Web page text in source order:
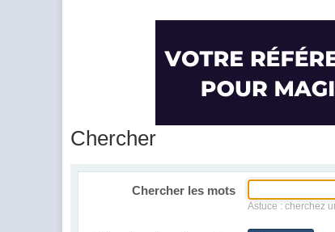
Chercher
Chercher les mots
Astuce : cherchez